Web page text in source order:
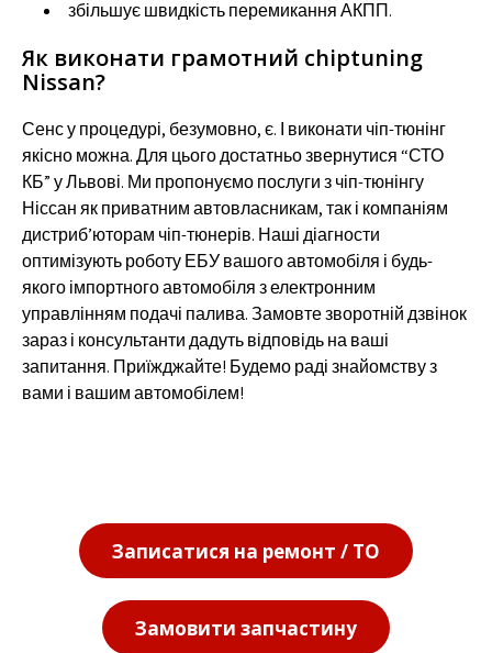
збільшує швидкість перемикання АКПП.
Як виконати грамотний chiptuning
Nissan?
Сенс у процедурі, безумовно, є. І виконати чіп-тюнінг
якісно можна. Для цього достатньо звернутися “СТО
КБ” у Львові. Ми пропонуємо послуги з чіп-тюнінгу
Ніссан як приватним автовласникам, так і компаніям
дистриб’юторам чіп-тюнерів. Наші діагности
оптимізують роботу ЕБУ вашого автомобіля і будь-
якого імпортного автомобіля з електронним
управлінням подачі палива. Замовте зворотній дзвінок
зараз і консультанти дадуть відповідь на ваші
запитання. Приїжджайте! Будемо раді знайомству з
вами і вашим автомобілем!
Записатися на ремонт / ТО
Замовити запчастину